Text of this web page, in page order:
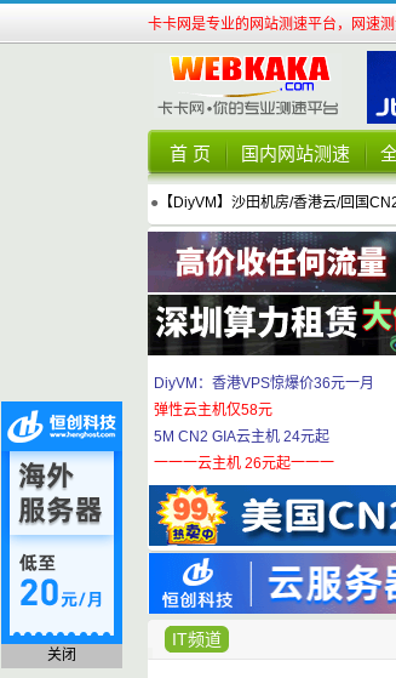
卡卡网是专业的网站测速平台，网速
首 页 国内网站测速
● 【DiyVM】沙田机房/香港云/回国
DiyVM：香港VPS惊爆价36元一月
弹性云主机仅58元
5M CN2 GIA云主机 24元起
一一一云主机 26元起一一一
IT频道
关闭